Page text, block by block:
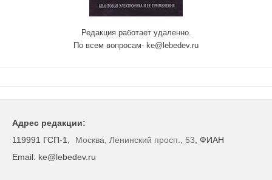
Редакция работает удаленно.
По всем вопросам- ke@lebedev.ru
Адрес редакции:
119991 ГСП-1,
Москва, Ленинский просп., 53 , ФИАН
Email: ke@lebedev.ru